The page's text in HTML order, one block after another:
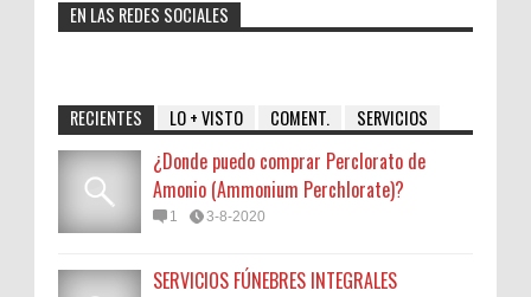
EN LAS REDES SOCIALES
RECIENTES LO + VISTO COMENT. SERVICIOS
¿Donde puedo comprar Perclorato de
Amonio (Ammonium Perchlorate)?
1 3-8-2020
SERVICIOS FÚNEBRES INTEGRALES